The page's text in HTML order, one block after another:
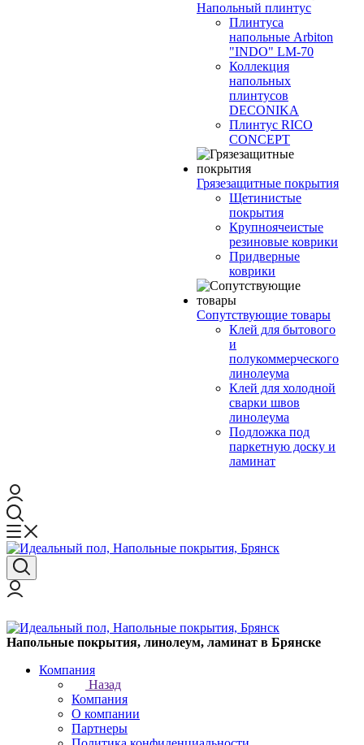
Напольный плинтус
Плинтуса
напольные Arbiton
"INDO" LM-70
Коллекция
напольных
плинтусов
DECONIKA
Плинтус RICO
CONCEPT
Грязезащитные покрытия
Щетинистые
покрытия
Крупноячеистые
резиновые коврики
Придверные
коврики
Сопутствующие товары
Клей для бытового
и
полукоммерческого
линолеума
Клей для холодной
сварки швов
линолеума
Подложка под
паркетную доску и
ламинат
Напольные покрытия, линолеум, ламинат в Брянске
Компания
Назад
Компания
О компании
Партнеры